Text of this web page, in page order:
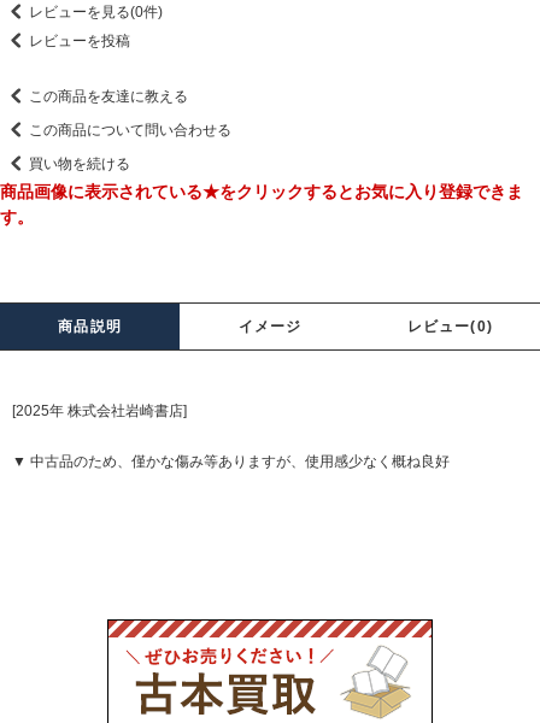
レビューを見る(0件)
レビューを投稿
この商品を友達に教える
この商品について問い合わせる
買い物を続ける
商品画像に表示されている★をクリックするとお気に入り登録できま
す。
商品説明 イメージ レビュー(0)
[2025年 株式会社岩崎書店]
▼ 中古品のため、僅かな傷み等ありますが、使用感少なく概ね良好